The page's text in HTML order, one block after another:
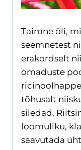
Taimne õli,
seemnetest
erakordselt
omaduste
ricinoolhappe
tõhusalt
siledad.
loomuliku,
saavutada